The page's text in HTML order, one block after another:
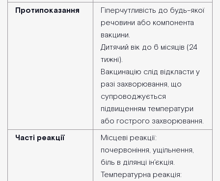
Протипоказання
Гіперчутливість до будь-якої
речовини або компонента
вакцини.
Дитячий вік до 6 місяців (24
тижні).
Вакцинацію слід відкласти у
разі захворювання, що
супроводжується
підвищенням температури
або гострого захворювання.
Часті реакції
Місцеві реакції:
почервоніння, ущільнення,
біль в ділянці ін'єкція.
Температурна реакція: